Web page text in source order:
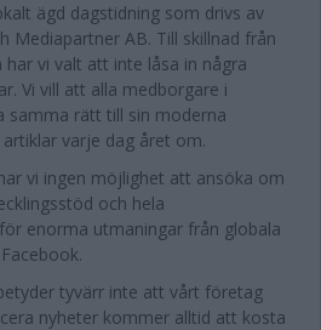
ägd dagstidning som drivs av
Mediapartner AB. Till skillnad från
vi valt att inte låsa in några
Vi vill att alla medborgare i
samma rätt till sin moderna
varje dag året om.
vi ingen möjlighet att ansöka om
och hela
enorma utmaningar från globala
tyvärr inte att vårt företag
nyheter kommer alltid att kosta